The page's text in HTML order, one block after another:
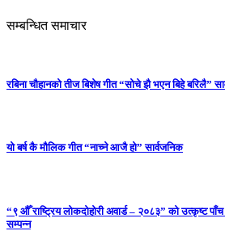
सम्बन्धित समाचार
रबिना चौहानको तीज बिशेष गीत “सोचे झै भएन बिहे बरिलै”
यो बर्ष कै मौलिक गीत “नाच्ने आजै हो” सार्वजनिक
“९ औँ राष्ट्रिय लोकदोहोरी अवार्ड – २०८३” को उत्कृष्ट
सम्पन्न